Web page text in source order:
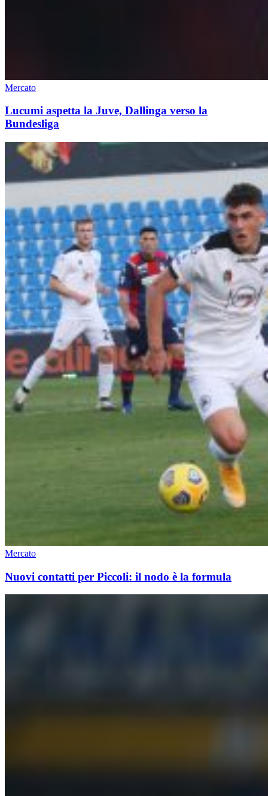
Mercato
Lucumi aspetta la Juve, Dallinga verso la
Bundesliga
Mercato
Nuovi contatti per Piccoli: il nodo è la formula